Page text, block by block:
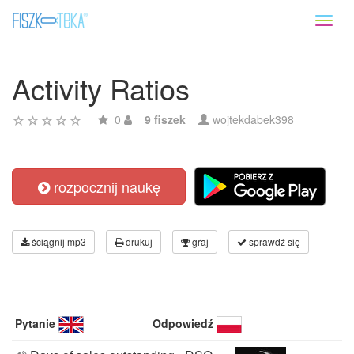
Activity Ratios
0 9 fiszek wojtekdabek398
rozpocznij naukę
ściągnij mp3 drukuj graj sprawdź się
Pytanie Odpowiedź